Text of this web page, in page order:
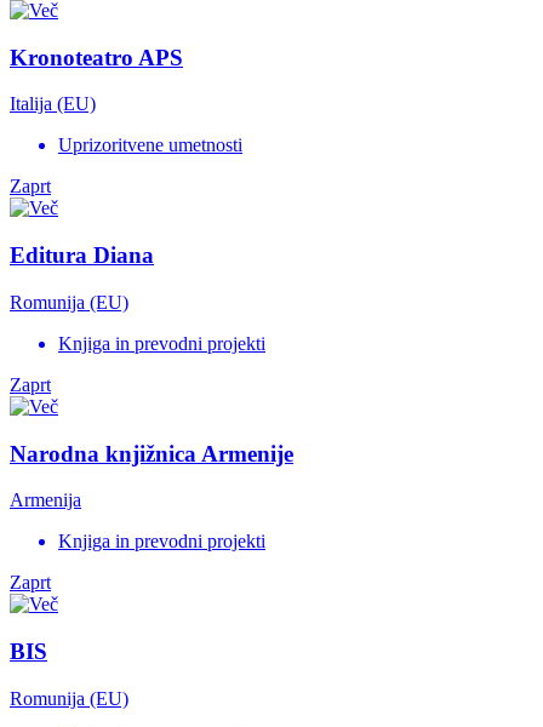
Kronoteatro APS
Italija (EU)
Uprizoritvene umetnosti
Zaprt
Editura Diana
Romunija (EU)
Knjiga in prevodni projekti
Zaprt
Narodna knjižnica Armenije
Armenija
Knjiga in prevodni projekti
Zaprt
BIS
Romunija (EU)